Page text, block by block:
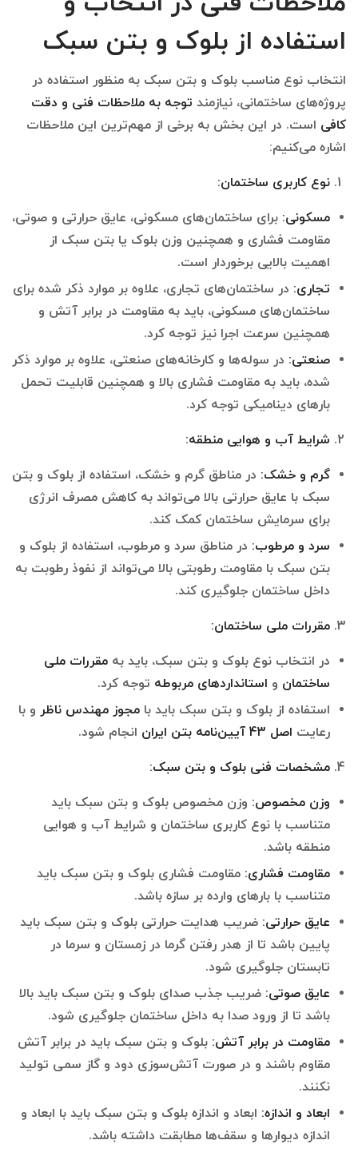
استفاده از بلوک و بتن سبک
انتخاب نوع مناسب بلوک و بتن سبک به منظور استفاده در
پروژه‌های ساختمانی، نیازمند توجه به ملاحظات فنی و دقت
کافی است. در این بخش به برخی از مهم‌ترین این ملاحظات
اشاره می‌کنیم:
نوع کاربری ساختمان:
مسکونی: برای ساختمان‌های مسکونی، عایق حرارتی و صوتی،
مقاومت فشاری و همچنین وزن بلوک یا بتن سبک از
اهمیت بالایی برخوردار است.
تجاری: در ساختمان‌های تجاری، علاوه بر موارد ذکر شده برای
ساختمان‌های مسکونی، باید به مقاومت در برابر آتش و
همچنین سرعت اجرا نیز توجه کرد.
صنعتی: در سوله‌ها و کارخانه‌های صنعتی، علاوه بر موارد ذکر
شده، باید به مقاومت فشاری بالا و همچنین قابلیت تحمل
بارهای دینامیکی توجه کرد.
شرایط آب و هوایی منطقه:
گرم و خشک: در مناطق گرم و خشک، استفاده از بلوک و بتن
سبک با عایق حرارتی بالا می‌تواند به کاهش مصرف انرژی
برای سرمایش ساختمان کمک کند.
سرد و مرطوب: در مناطق سرد و مرطوب، استفاده از بلوک و
بتن سبک با مقاومت رطوبتی بالا می‌تواند از نفوذ رطوبت به
داخل ساختمان جلوگیری کند.
مقررات ملی ساختمان:
در انتخاب نوع بلوک و بتن سبک، باید به مقررات ملی
ساختمان و استانداردهای مربوطه توجه کرد.
استفاده از بلوک و بتن سبک باید با مجوز مهندس ناظر و با
رعایت اصل 43 آیین‌نامه بتن ایران
انجام شود.
مشخصات فنی بلوک و بتن سبک:
وزن مخصوص: وزن مخصوص بلوک و بتن سبک باید
متناسب با نوع کاربری ساختمان و شرایط آب و هوایی
منطقه باشد.
مقاومت فشاری: مقاومت فشاری بلوک و بتن سبک باید
متناسب با بارهای وارده بر سازه باشد.
عایق حرارتی: ضریب هدایت حرارتی بلوک و بتن سبک باید
پایین باشد تا از هدر رفتن گرما در زمستان و سرما در
تابستان جلوگیری شود.
عایق صوتی: ضریب جذب صدای بلوک و بتن سبک باید بالا
باشد تا از ورود صدا به داخل ساختمان جلوگیری شود.
مقاومت در برابر آتش: بلوک و بتن سبک باید در برابر آتش
مقاوم باشند و در صورت آتش‌سوزی دود و گاز سمی تولید
نکنند.
ابعاد و اندازه: ابعاد و اندازه بلوک و بتن سبک باید با ابعاد و
اندازه دیوارها و سقف‌ها مطابقت داشته باشد.